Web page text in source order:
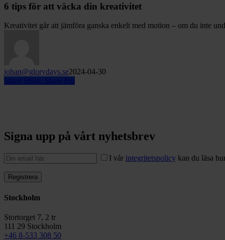
6 tips för att väcka din kreativitet
Kreativitet går att jämföra ganska enkelt med motion – om du inte
johan@glorydays.se2024-04-30
Signa upp på vårt nyhetsbrev
I vår integritetspolicy kan du läsa
Stockholm
Stortorget 7, 2 tr
111 29 Stockholm
+46 8-533 308 50